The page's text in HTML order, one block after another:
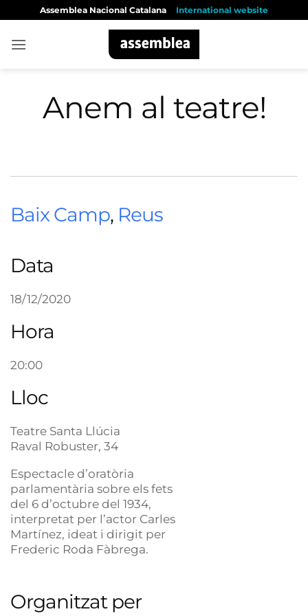
content
Assemblea Nacional Catalana International website
Anem al teatre!
Baix Camp, Reus
Data
18/12/2020
Hora
20:00
Lloc
Teatre Santa Llúcia
Raval Robuster, 34
Espectacle d’oratòria
parlamentària sobre els fets
del 6 d’octubre del 1934,
interpretat per l’actor Carles
Martínez, ideat i dirigit per
Frederic Roda Fàbrega.
Organitzat per